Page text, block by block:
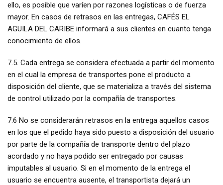
ello, es posible que varíen por razones logísticas o de fuerza
mayor. En casos de retrasos en las entregas, CAFÉS EL
AGUILA DEL CARIBE informará a sus clientes en cuanto tenga
conocimiento de ellos.
7.5. Cada entrega se considera efectuada a partir del momento
en el cual la empresa de transportes pone el producto a
disposición del cliente, que se materializa a través del sistema
de control utilizado por la compañía de transportes.
7.6 No se considerarán retrasos en la entrega aquellos casos
en los que el pedido haya sido puesto a disposición del usuario
por parte de la compañía de transporte dentro del plazo
acordado y no haya podido ser entregado por causas
imputables al usuario. Si en el momento de la entrega el
usuario se encuentra ausente, el transportista dejará un